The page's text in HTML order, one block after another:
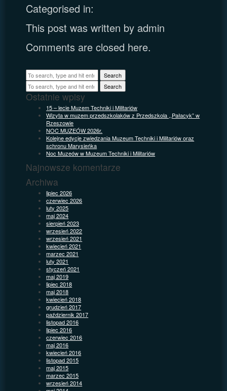
Categorised in:
This post was written by admin
Comments are closed here.
Search
Search
Ostatnie wpisy
15 – lecie Muzem Techniki i Militariów
Wizyta w muzem przedszkolaków z Przedszkola ,,Pałacyk” w
Rzeszowie
NOC MUZEÓW 2026r.
Kolejne edycje zwiedzania Muzeum Techniki i Militariów oraz
schronu Marysieńka
Noc Muzeów w Muzeum Techniki i Militariów
Najnowsze komentarze
Archiwa
lipiec 2026
czerwiec 2026
luty 2025
maj 2024
sierpień 2023
wrzesień 2022
wrzesień 2021
kwiecień 2021
marzec 2021
luty 2021
styczeń 2021
maj 2019
lipiec 2018
maj 2018
kwiecień 2018
grudzień 2017
październik 2017
listopad 2016
lipiec 2016
czerwiec 2016
maj 2016
kwiecień 2016
listopad 2015
maj 2015
marzec 2015
wrzesień 2014